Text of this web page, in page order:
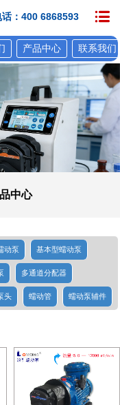
产品中心 联系我们
中心
动泵 基本型蠕动泵
多通道分配器
头 蠕动管 蠕动泵辅件
话：400 6868593